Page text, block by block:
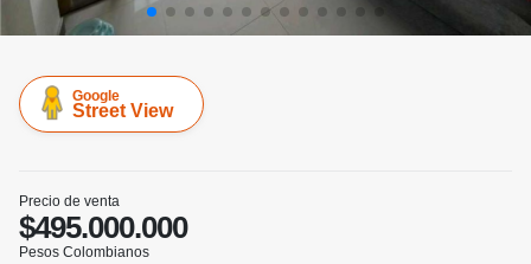
Google
Street View
Precio de venta
$495.000.000
Pesos Colombianos